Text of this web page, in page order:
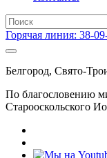
Горячая линия: 38-
Белгород, Свято-
По благословению
Старооскольского